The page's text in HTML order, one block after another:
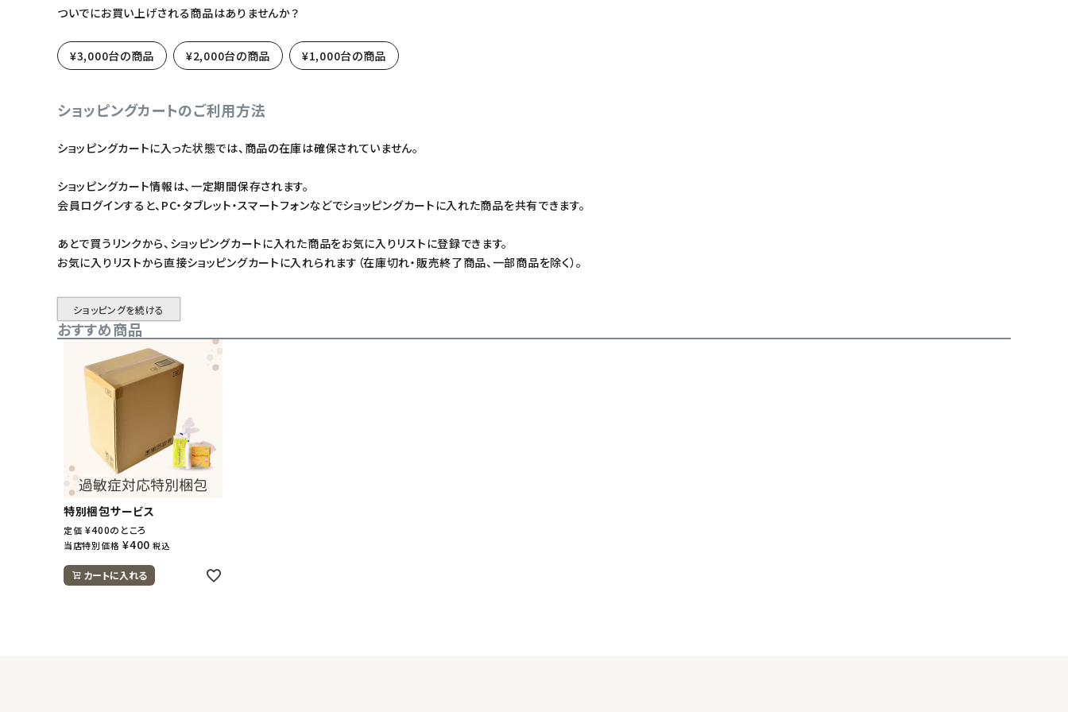
フェムケア
インナー・下着・ナイトウェア
キッズ・ベビー・マタニティ
キッチン用品
ナチュラムーン
ナチュラプラス
アルマウィン
ついでにお買い上げされる商品はありませんか？
¥3,000台の商品 ¥2,000台の商品 ¥1,000台の商品
ショッピングカートのご利用方法
ショッピングカートに入った状態では、商品の在庫は確保されていません。
ショッピングカート情報は、一定期間保存されます。
会員ログインすると、PC・タブレット・スマートフォンなどでショッピングカートに入れた商品を共有できます。
あとで買うリンクから、ショッピングカートに入れた商品をお気に入りリストに登録できます。
お気に入りリストから直接ショッピングカートに入れられます（在庫切れ・販売終了商品、一部商品を除く）。
ショッピングを続ける
おすすめ商品
特別梱包サービス
定価 ¥400のところ
当店特別価格 ¥400 税込
カートに入れる